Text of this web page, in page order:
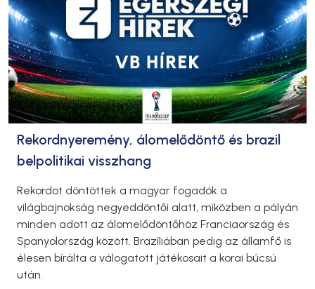
Rekordnyeremény, álomelődöntő és brazil
belpolitikai visszhang
Rekordot döntöttek a magyar fogadók a
világbajnokság negyeddöntői alatt, miközben a pályán
minden adott az álomelődöntőhöz Franciaország és
Spanyolország között. Brazíliában pedig az államfő is
élesen bírálta a válogatott játékosait a korai búcsú
után.